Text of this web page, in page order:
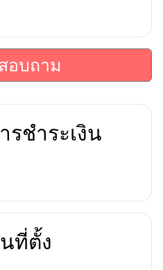
อบถาม
รชำระเงิน
ที่ตั้ง